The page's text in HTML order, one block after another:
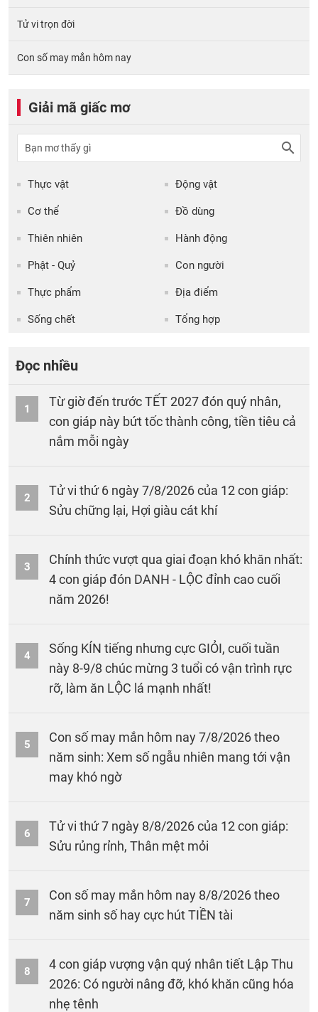
Tử vi trọn đời
Con số may mắn hôm nay
Giải mã giấc mơ
Thực vật Động vật
Cơ thể Đồ dùng
Thiên nhiên Hành động
Phật - Quỷ Con người
Thực phẩm Địa điểm
Sống chết Tổng hợp
Đọc nhiều
1
Từ giờ đến trước TẾT 2027 đón quý nhân,
con giáp này bứt tốc thành công, tiền tiêu cả
nắm mỗi ngày
2
Tử vi thứ 6 ngày 7/8/2026 của 12 con giáp:
Sửu chững lại, Hợi giàu cát khí
3
Chính thức vượt qua giai đoạn khó khăn nhất:
4 con giáp đón DANH - LỘC đỉnh cao cuối
năm 2026!
4
Sống KÍN tiếng nhưng cực GIỎI, cuối tuần
này 8-9/8 chúc mừng 3 tuổi có vận trình rực
rỡ, làm ăn LỘC lá mạnh nhất!
5
Con số may mắn hôm nay 7/8/2026 theo
năm sinh: Xem số ngẫu nhiên mang tới vận
may khó ngờ
6
Tử vi thứ 7 ngày 8/8/2026 của 12 con giáp:
Sửu rủng rỉnh, Thân mệt mỏi
7
Con số may mắn hôm nay 8/8/2026 theo
năm sinh số hay cực hút TIỀN tài
8
4 con giáp vượng vận quý nhân tiết Lập Thu
2026: Có người nâng đỡ, khó khăn cũng hóa
nhẹ tênh